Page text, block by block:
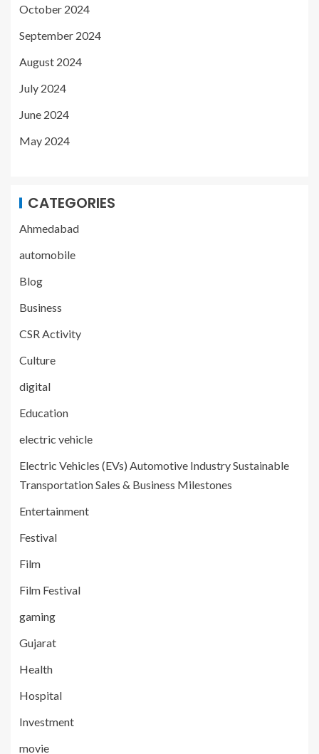
October 2024
September 2024
August 2024
July 2024
June 2024
May 2024
CATEGORIES
Ahmedabad
automobile
Blog
Business
CSR Activity
Culture
digital
Education
electric vehicle
Electric Vehicles (EVs) Automotive Industry Sustainable
Transportation Sales & Business Milestones
Entertainment
Festival
Film
Film Festival
gaming
Gujarat
Health
Hospital
Investment
movie